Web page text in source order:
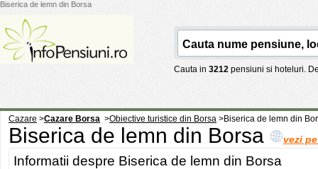
Biserica de lemn din Borsa
Cauta in 3212 pensiuni si hoteluri.
Cazare >Cazare Borsa >Obiective turistice din Borsa >Biserica de lemn din
Biserica de lemn din Borsa vezi
Informatii despre Biserica de lemn din Borsa